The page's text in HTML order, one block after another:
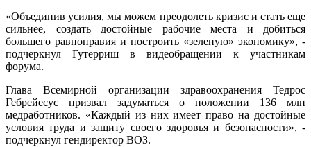
«Объединив усилия, мы можем преодолеть кризис и стать еще
сильнее, создать достойные рабочие места и добиться
большего равноправия и построить «зеленую» экономику», -
подчеркнул Гутерриш в видеобращении к участникам
форума.
Глава Всемирной организации здравоохранения Тедрос
Гебрейесус призвал задуматься о положении 136 млн
медработников. «Каждый из них имеет право на достойные
условия труда и защиту своего здоровья и безопасности», -
подчеркнул гендиректор ВОЗ.